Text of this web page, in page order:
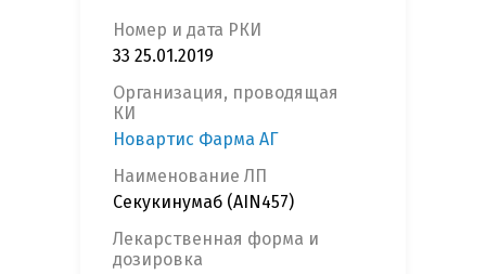
Номер и дата РКИ
33 25.01.2019
Организация, проводящая
КИ
Новартис Фарма АГ
Наименование ЛП
Секукинумаб (AIN457)
Лекарственная форма и
дозировка